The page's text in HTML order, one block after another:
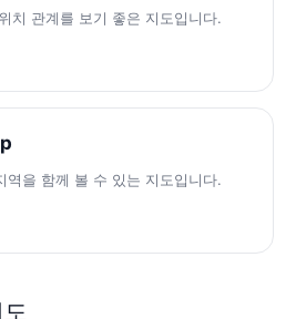
치 관계를 보기 좋은 지도입니다.
역을 함께 볼 수 있는 지도입니다.